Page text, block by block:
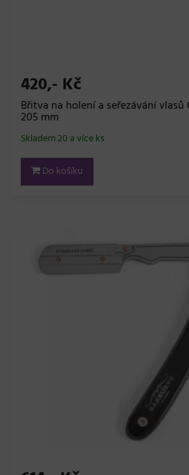
420,- Kč
Břitva na holení a seřezávání
205 mm
Skladem 20 a více ks
Do košíku